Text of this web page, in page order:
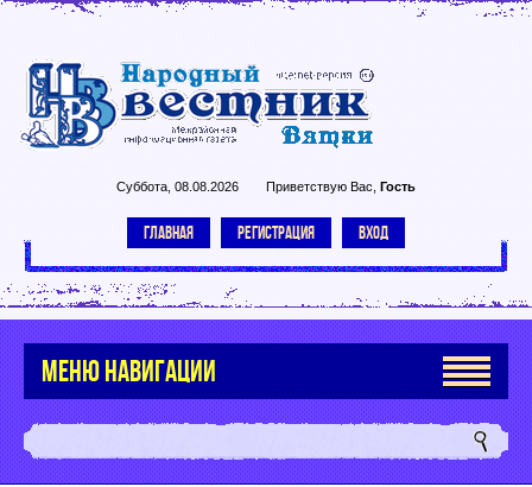
Суббота, 08.08.2026 Приветствую Вас Гость
ГЛАВНАЯ РЕГИСТРАЦИЯ ВХОД
МЕНЮ НАВИГАЦИИ